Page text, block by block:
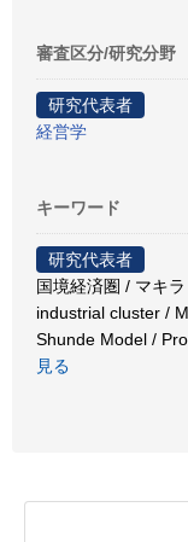
審査区分/研究分野
研究代表者
経営学
キーワード
研究代表者
国境経済圏 / マキ
industrial cluster /
Shunde Model /
見る